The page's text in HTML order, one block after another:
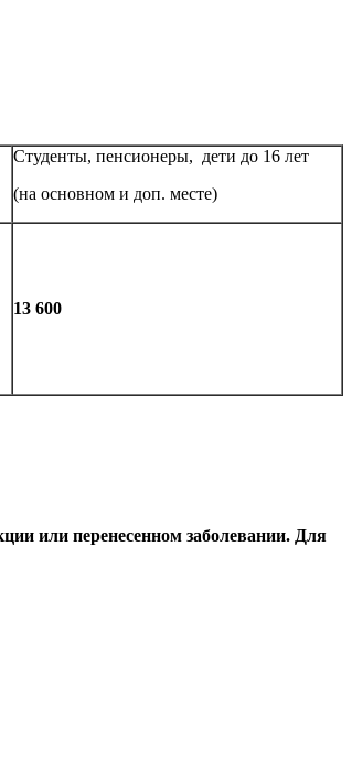
Студенты, пенсионеры, дети до 16 лет
(на основном и доп. месте)
13 600
или перенесенном заболевании. Для